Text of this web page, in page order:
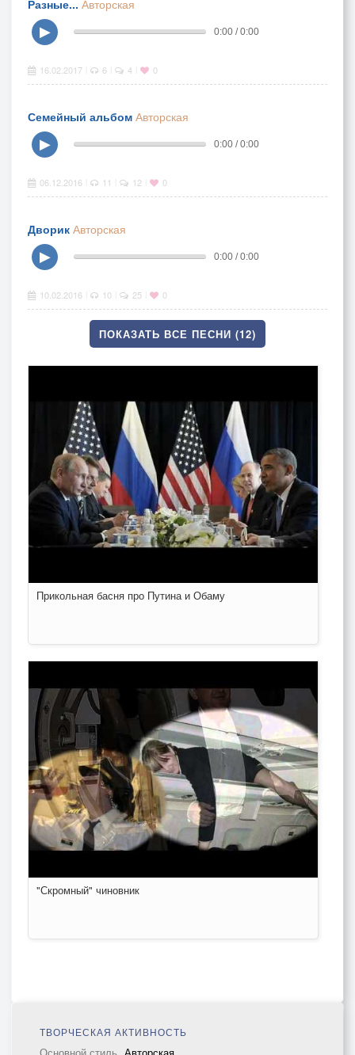
Разные... Авторская
▶
0:00 / 0:00
16.02.2017 6 4 0
Семейный альбом Авторская
▶
0:00 / 0:00
06.12.2016 11 12 0
Дворик Авторская
▶
0:00 / 0:00
10.02.2016 10 25 0
ПОКАЗАТЬ ВСЕ ПЕСНИ (12)
Прикольная басня про Путина и Обаму
"Скромный" чиновник
ТВОРЧЕСКАЯ АКТИВНОСТЬ